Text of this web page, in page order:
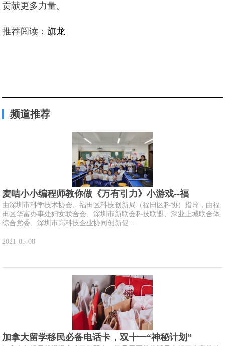
贡献更多力量。
推荐阅读：旗龙
频道推荐
麦咭小小编程师教你做《万有引力》小游戏--福
由深圳市科学技术协会、福田区科技创新局（福田区科协）指导，由福
田区华富办事处妇女联合会、深圳市新联会科技联盟、深业上城联合体
综合党委、深圳市高科技企业协同创新促...
2021-05-08
加拿大留学移民必备电话卡，双十一“神秘计划”